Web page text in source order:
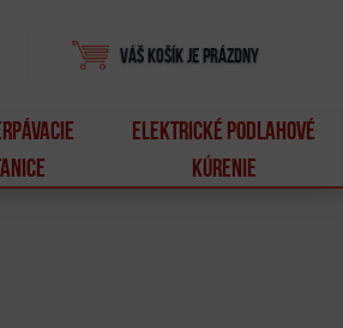
Váš košík je prázdny
ELEKTRICKÉ PODLAHOVÉ
KÚRENIE